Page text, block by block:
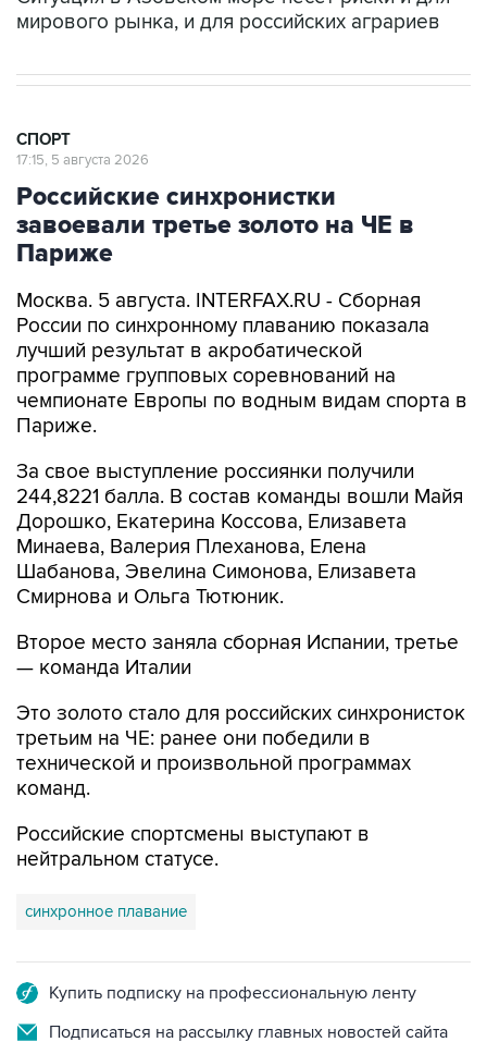
мирового рынка, и для российских аграриев
СПОРТ
17:15, 5 августа 2026
Российские синхронистки
завоевали третье золото на ЧЕ в
Париже
Москва. 5 августа. INTERFAX.RU - Сборная
России по синхронному плаванию показала
лучший результат в акробатической
программе групповых соревнований на
чемпионате Европы по водным видам спорта в
Париже.
За свое выступление россиянки получили
244,8221 балла. В состав команды вошли Майя
Дорошко, Екатерина Коссова, Елизавета
Минаева, Валерия Плеханова, Елена
Шабанова, Эвелина Симонова, Елизавета
Смирнова и Ольга Тютюник.
Второе место заняла сборная Испании, третье
— команда Италии
Это золото стало для российских синхронисток
третьим на ЧЕ: ранее они победили в
технической и произвольной программах
команд.
Российские спортсмены выступают в
нейтральном статусе.
синхронное плавание
Купить подписку на профессиональную ленту
Подписаться на рассылку главных новостей сайта